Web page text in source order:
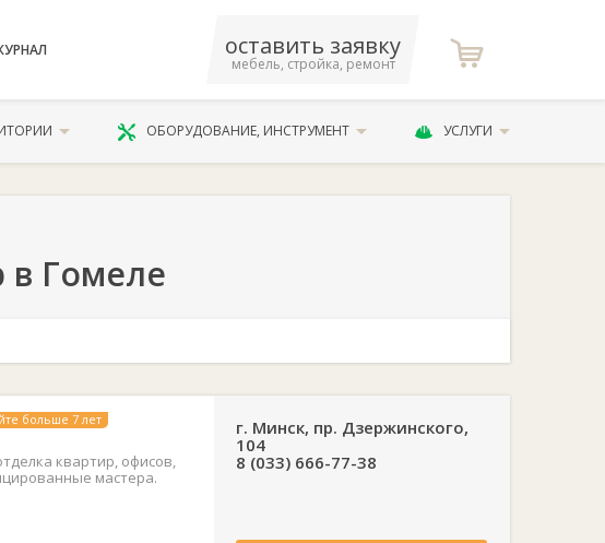
оставить заявку
мебель, стройка, ремонт
ОБОРУДОВАНИЕ, ИНСТРУМЕНТ УСЛУГИ
в Гомеле
больше 7 лет
квартир, офисов,
мастера.
г. Минск, пр. Дзержинского,
104
8 (033) 666-77-38